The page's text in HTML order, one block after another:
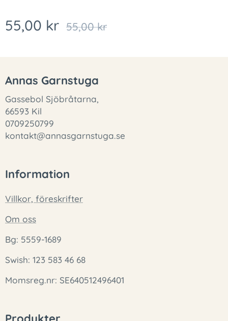
55,00 kr 55,00kr
Annas Garnstuga
Gassebol Sjöbråtarna,
66593 Kil
0709250799
kontakt@annasgarnstuga.se
Information
Villkor, föreskrifter
Om oss
Bg: 5559-1689
Swish: 123 583 46 68
Momsreg.nr: SE640512496401